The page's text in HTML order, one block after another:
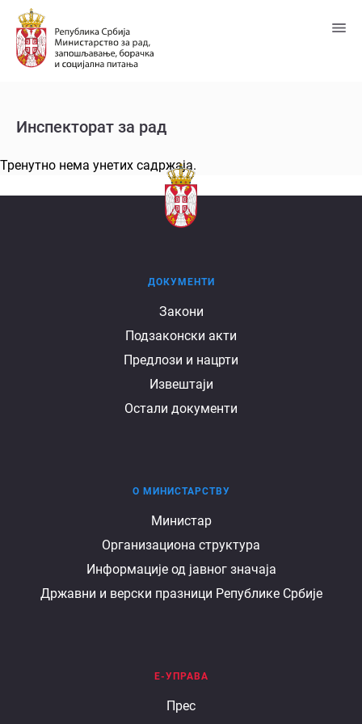
Пређи
главни
садржај
Инспекторат за рад
Тренутно нема унетих садржаја.
ДОКУМЕНТИ
Закони
Подзаконски акти
Предлози и нацрти
Извештаји
Остали документи
министарству
О МИНИСТАРСТВУ
Министар
Организациона структура
Информације од јавног значаја
Државни и верски празници Републике Србије
Е-УПРАВА
Прес